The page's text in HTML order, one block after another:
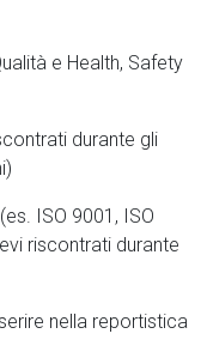
e Health, Safety
durante gli
ISO 9001, ISO
riscontrati durante
nella reportistica